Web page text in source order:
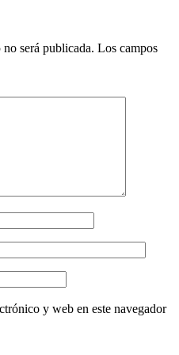
será publicada. Los campos
y web en este navegador